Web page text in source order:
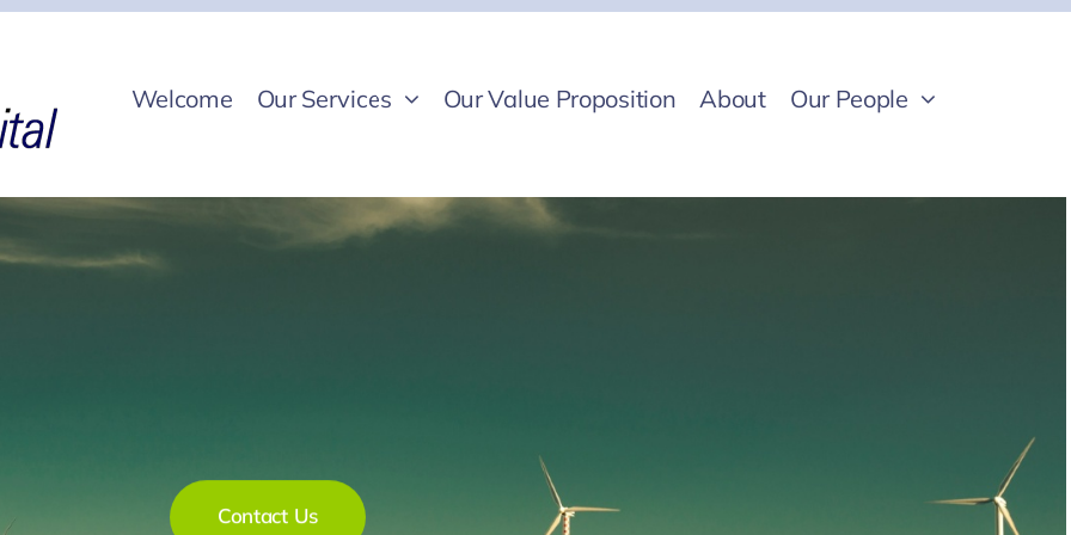
Welcome Our Services Our Value Proposition About Our People